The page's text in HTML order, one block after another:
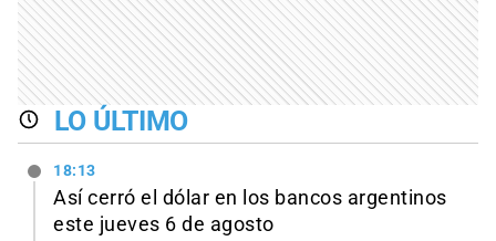
LO ÚLTIMO
18:13
Así cerró el dólar en los bancos argentinos
este jueves 6 de agosto